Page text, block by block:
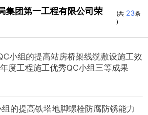
集团第一工程有限公司荣
(共 23条
)
小组的提高站房桥架线缆敷设施工效
度工程施工优秀QC小组三等成果
的提高铁塔地脚螺栓防腐防锈能力